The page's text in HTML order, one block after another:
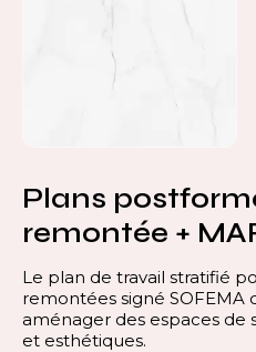
Plans
remontée +
Le plan de travail stratifié
remontées signé
aménager des espaces de
et esthétiques.